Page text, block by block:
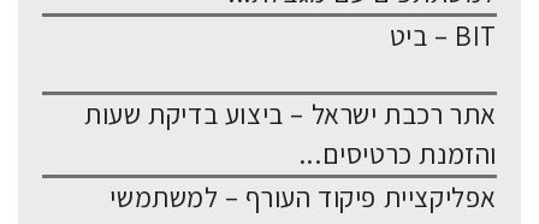
BIT – ביט
אתר רכבת ישראל – ביצוע בדיקת שעות
והזמנת כרטיסים...
אפליקציית פיקוד העורף – למשתמשי